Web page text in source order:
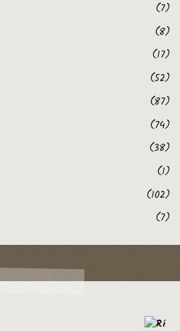
(7)
(8)
(17)
(52)
(87)
(74)
(38)
(1)
(102)
(7)